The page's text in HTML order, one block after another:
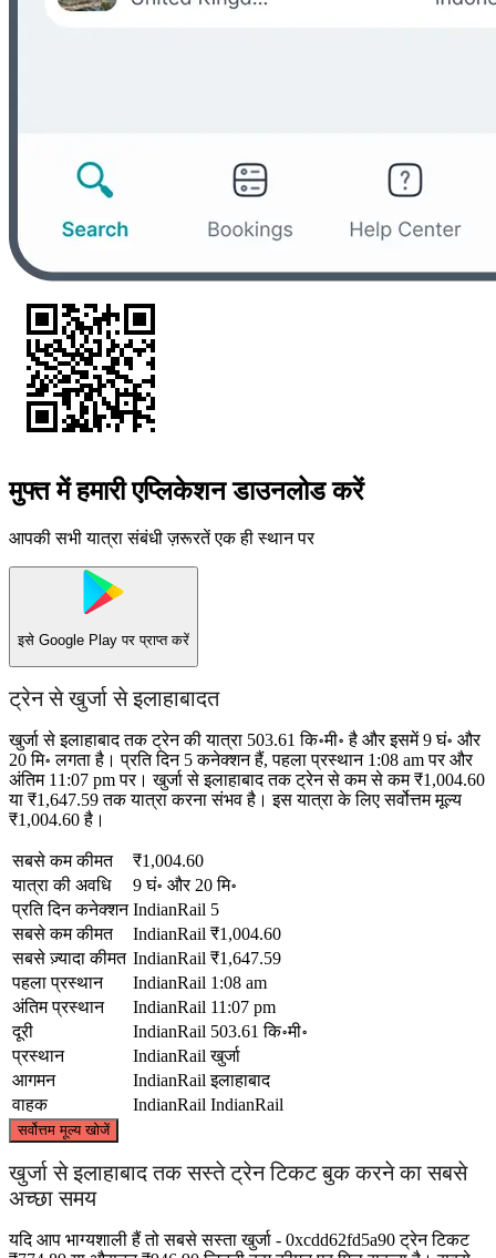
मुफ्त में हमारी एप्लिकेशन डाउनलोड करें
आपकी सभी यात्रा संबंधी ज़रूरतें एक ही स्थान पर
इसे Google Play पर प्राप्त करें
ट्रेन से खुर्जा से इलाहाबादत
खुर्जा से इलाहाबाद तक ट्रेन की यात्रा 503.61 कि॰मी॰ है और इसमें 9 घं॰ और
20 मि॰ लगता है। प्रति दिन 5 कनेक्शन हैं, पहला प्रस्थान 1:08 am पर और
अंतिम 11:07 pm पर। खुर्जा से इलाहाबाद तक ट्रेन से कम से कम ₹1,004.60
या ₹1,647.59 तक यात्रा करना संभव है। इस यात्रा के लिए सर्वोत्तम मूल्य
₹1,004.60 है।
सबसे कम कीमत
₹1,004.60
यात्रा की अवधि
9 घं॰ और 20 मि॰
प्रति दिन कनेक्शन IndianRail 5
सबसे कम कीमत
IndianRail ₹1,004.60
सबसे ज़्यादा कीमत IndianRail ₹1,647.59
पहला प्रस्थान
IndianRail 1:08 am
अंतिम प्रस्थान
IndianRail 11:07 pm
दूरी
IndianRail 503.61 कि॰मी॰
प्रस्थान
IndianRail खुर्जा
आगमन
IndianRail इलाहाबाद
वाहक
IndianRail IndianRail
सर्वोत्तम मूल्य खोजें
©CARTO
खुर्जा से इलाहाबाद तक सस्ते ट्रेन टिकट बुक करने का सबसे
अच्छा समय
यदि आप भाग्यशाली हैं तो सबसे सस्ता खुर्जा - 0xcdd62fd5a90 ट्रेन टिकट